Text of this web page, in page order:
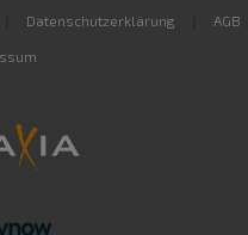
Datenschutzerklärung AGB